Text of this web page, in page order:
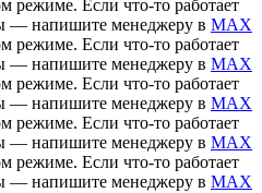
режиме. Если что-то работает
— напишите менеджеру в MAX
режиме. Если что-то работает
— напишите менеджеру в MAX
режиме. Если что-то работает
— напишите менеджеру в MAX
режиме. Если что-то работает
— напишите менеджеру в MAX
режиме. Если что-то работает
— напишите менеджеру в MAX